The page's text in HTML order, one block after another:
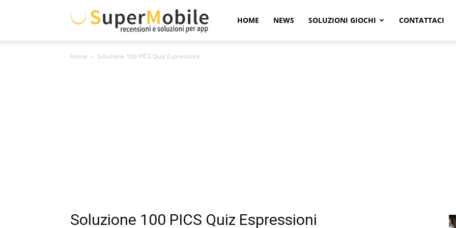
Super HOME NEWS SOLUZIONI GIOCHI CONTATTACI
Home Soluzione 100 PICS Quiz Espressioni
Soluzione 100 PICS Quiz Espressioni